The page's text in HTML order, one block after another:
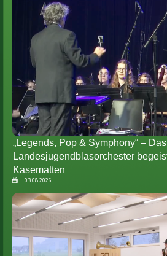
„Legends, Pop & Symphony“ – Das
Landesjugendblasorchester
Kasematten
03.08.2026